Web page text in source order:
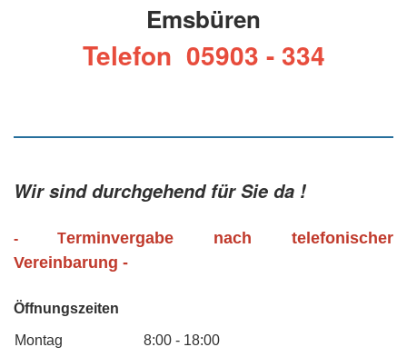
Emsbüren
Telefon 05903 - 334
Wir sind durchgehend für Sie da !
- Terminvergabe nach telefonischer
Vereinbarung -
Öffnungszeiten
Montag 8:00 - 18:00